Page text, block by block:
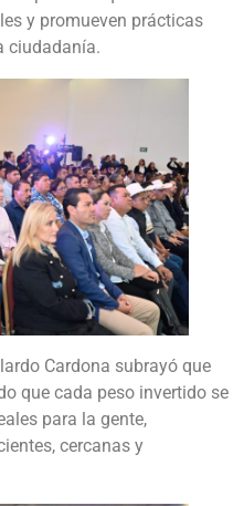
y promueven prácticas
ciudadanía.
Cardona subrayó que
que cada peso invertido se
para la gente,
cercanas y